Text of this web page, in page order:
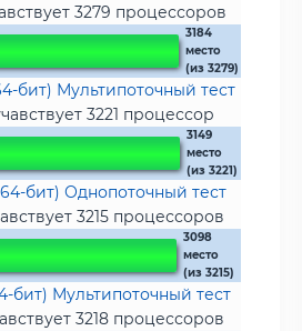
3279 процессоров
3184
место
(из 3279)
бит) Мультипоточный тест
3221 процессор
3149
место
(из 3221)
бит) Однопоточный тест
3215 процессоров
3098
место
(из 3215)
бит) Мультипоточный тест
3218 процессоров